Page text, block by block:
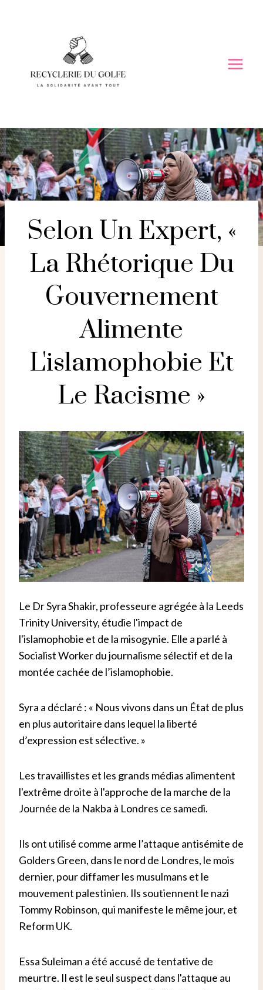
Selon Un Expert, «
La Rhétorique Du
Gouvernement
Alimente
L'islamophobie Et
Le Racisme »
Le Dr Syra Shakir, professeure agrégée à la Leeds
Trinity University, étudie l'impact de
l'islamophobie et de la misogynie. Elle a parlé à
Socialist Worker du journalisme sélectif et de la
montée cachée de l’islamophobie.
Syra a déclaré : « Nous vivons dans un État de plus
en plus autoritaire dans lequel la liberté
d’expression est sélective. »
Les travaillistes et les grands médias alimentent
l'extrême droite à l'approche de la marche de la
Journée de la Nakba à Londres ce samedi.
Ils ont utilisé comme arme l’attaque antisémite de
Golders Green, dans le nord de Londres, le mois
dernier, pour diffamer les musulmans et le
mouvement palestinien. Ils soutiennent le nazi
Tommy Robinson, qui manifeste le même jour, et
Reform UK.
Essa Suleiman a été accusé de tentative de
meurtre. Il est le seul suspect dans l'attaque au